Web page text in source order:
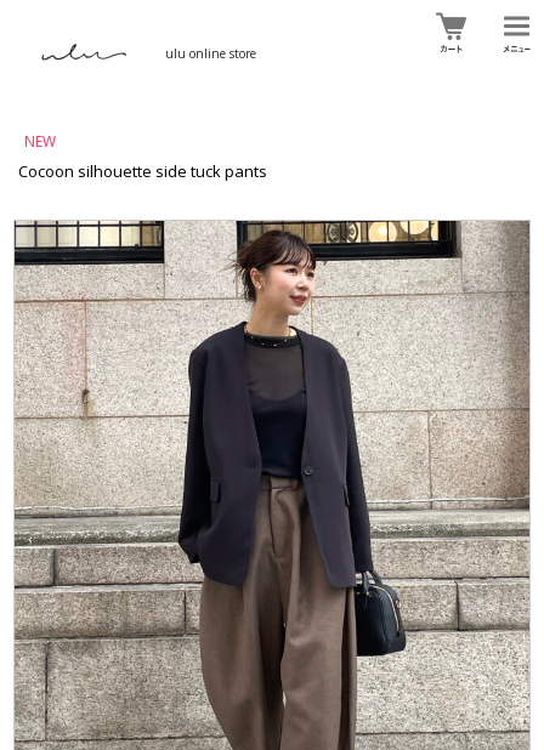
ulu online store
NEW
Cocoon silhouette side tuck pants